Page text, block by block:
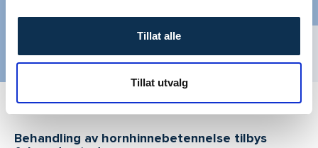
Tillat alle
Tillat utvalg
priser
Behandling av hornhinnebetennelse tilbys